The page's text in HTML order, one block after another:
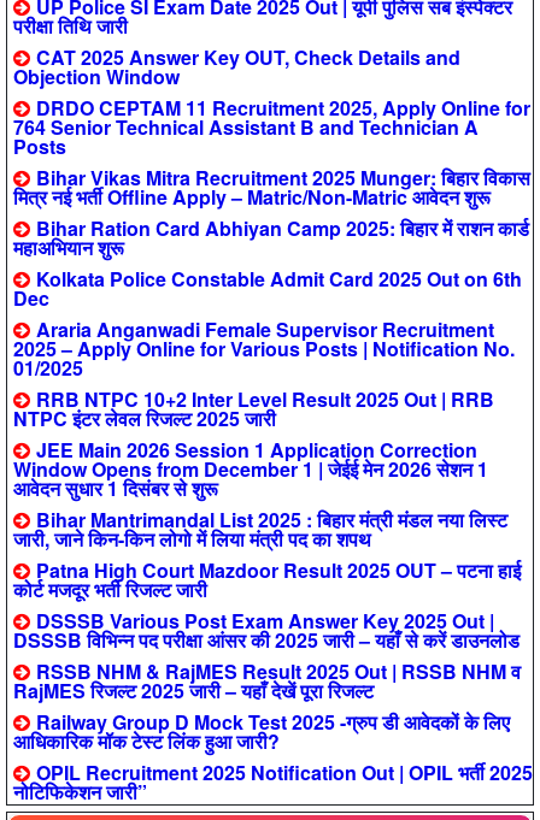
UP Police SI Exam Date 2025 Out | यूपी पुलिस सब इंस्पेक्टर
परीक्षा तिथि जारी
CAT 2025 Answer Key OUT, Check Details and
Objection Window
DRDO CEPTAM 11 Recruitment 2025, Apply Online for
764 Senior Technical Assistant B and Technician A
Posts
Bihar Vikas Mitra Recruitment 2025 Munger: बिहार विकास
मित्र नई भर्ती Offline Apply – Matric/Non-Matric आवेदन शुरू
Bihar Ration Card Abhiyan Camp 2025: बिहार में राशन कार्ड
महाअभियान शुरू
Kolkata Police Constable Admit Card 2025 Out on 6th
Dec
Araria Anganwadi Female Supervisor Recruitment
2025 – Apply Online for Various Posts | Notification No.
01/2025
RRB NTPC 10+2 Inter Level Result 2025 Out | RRB
NTPC इंटर लेवल रिजल्ट 2025 जारी
JEE Main 2026 Session 1 Application Correction
Window Opens from December 1 | जेईई मेन 2026 सेशन 1
आवेदन सुधार 1 दिसंबर से शुरू
Bihar Mantrimandal List 2025 : बिहार मंत्री मंडल नया लिस्ट
जारी, जाने किन-किन लोगो में लिया मंत्री पद का शपथ
Patna High Court Mazdoor Result 2025 OUT – पटना हाई
कोर्ट मजदूर भर्ती रिजल्ट जारी
DSSSB Various Post Exam Answer Key 2025 Out |
DSSSB विभिन्न पद परीक्षा आंसर की 2025 जारी – यहाँ से करें डाउनलोड
RSSB NHM & RajMES Result 2025 Out | RSSB NHM व
RajMES रिजल्ट 2025 जारी – यहाँ देखें पूरा रिजल्ट
Railway Group D Mock Test 2025 -ग्रुप डी आवेदकों के लिए
आधिकारिक मॉक टेस्ट लिंक हुआ जारी?
OPIL Recruitment 2025 Notification Out | OPIL भर्ती 2025
नोटिफिकेशन जारी”